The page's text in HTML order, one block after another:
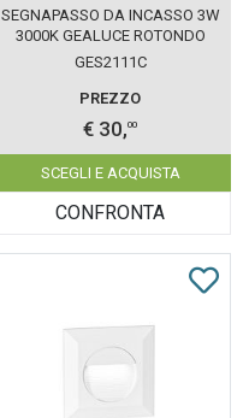
SEGNAPASSO DA INCASSO 3W
3000K GEALUCE ROTONDO
GRIGIO IP65
GES2111C
PREZZO
€ 30,00
SCEGLI E ACQUISTA
CONFRONTA